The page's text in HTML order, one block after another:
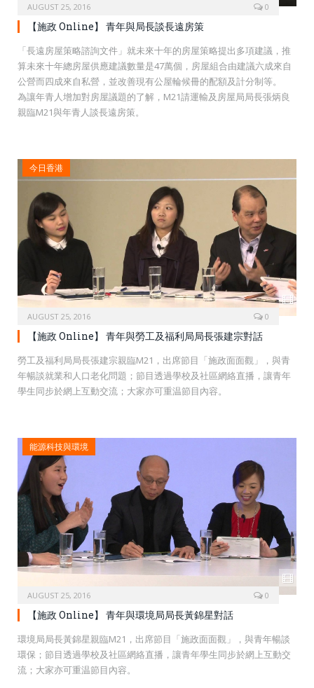
AUGUST 25, 2016 0
【施政 Online】 青年與局長談長遠房策
「長遠房屋策略諮詢文件」就未來十年的房屋策略提出多項建議，推
算未來十年總房屋供應建議數量是47萬個，房屋組合由建議六成來自
公營而四成來自私營，並改善現有公屋輪候冊的配額及計分制等。
為讓年青人增加對房屋議題的了解，M21請運輸及房屋局局長張炳良
親臨M21與年青人談長遠房策。
今日香港
AUGUST 25, 2016 0
【施政 Online】 青年與勞工及福利局局長張建宗對話
勞工及福利局局長張建宗親臨M21，出席節目「施政面面觀」，與青
年暢談就業和人口老化問題；節目透過學校及社區網絡直播，讓青年
學生同步於網上互動交流；大家亦可重温節­目內容。
能源科技與環境
AUGUST 25, 2016 0
【施政 Online】 青年與環境局局長黃錦星對話
環境局局長黃錦星親臨M21，出席節目「施政面面觀」，與青年暢談
環保；節目透過學校及社區網絡直播，讓青年學生同步於網上互動交
流；大家亦可重温節目內容。